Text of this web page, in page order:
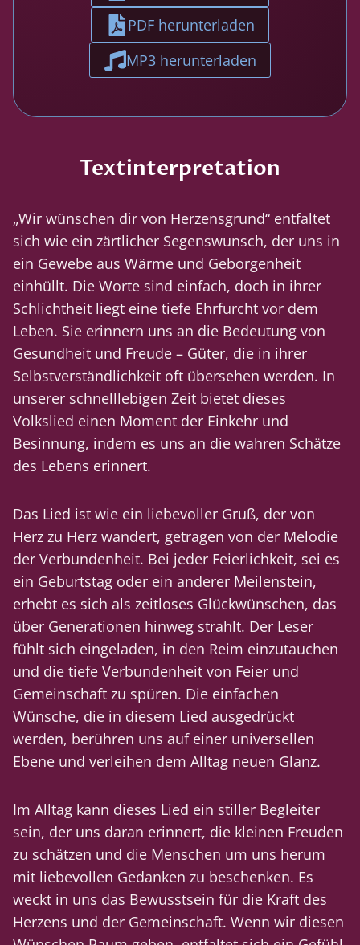
PDF herunterladen
MP3 herunterladen
Textinterpretation
„Wir wünschen dir von Herzensgrund“ entfaltet
sich wie ein zärtlicher Segenswunsch, der uns in
ein Gewebe aus Wärme und Geborgenheit
einhüllt. Die Worte sind einfach, doch in ihrer
Schlichtheit liegt eine tiefe Ehrfurcht vor dem
Leben. Sie erinnern uns an die Bedeutung von
Gesundheit und Freude – Güter, die in ihrer
Selbstverständlichkeit oft übersehen werden. In
unserer schnelllebigen Zeit bietet dieses
Volkslied einen Moment der Einkehr und
Besinnung, indem es uns an die wahren Schätze
des Lebens erinnert.
Das Lied ist wie ein liebevoller Gruß, der von
Herz zu Herz wandert, getragen von der Melodie
der Verbundenheit. Bei jeder Feierlichkeit, sei es
ein Geburtstag oder ein anderer Meilenstein,
erhebt es sich als zeitloses Glückwünschen, das
über Generationen hinweg strahlt. Der Leser
fühlt sich eingeladen, in den Reim einzutauchen
und die tiefe Verbundenheit von Feier und
Gemeinschaft zu spüren. Die einfachen
Wünsche, die in diesem Lied ausgedrückt
werden, berühren uns auf einer universellen
Ebene und verleihen dem Alltag neuen Glanz.
Im Alltag kann dieses Lied ein stiller Begleiter
sein, der uns daran erinnert, die kleinen Freuden
zu schätzen und die Menschen um uns herum
mit liebevollen Gedanken zu beschenken. Es
weckt in uns das Bewusstsein für die Kraft des
Herzens und der Gemeinschaft. Wenn wir diesen